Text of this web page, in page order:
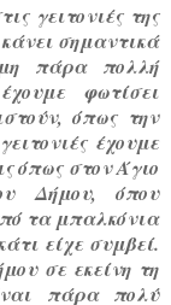
γειτονιές της
σημαντικά
πάρα πολλή
φωτίσει
όπως την
έχουμε
όπως στον Άγιο
Δήμου, όπου
τα μπαλκόνια
είχε συμβεί.
σε εκείνη τη
πάρα πολύ